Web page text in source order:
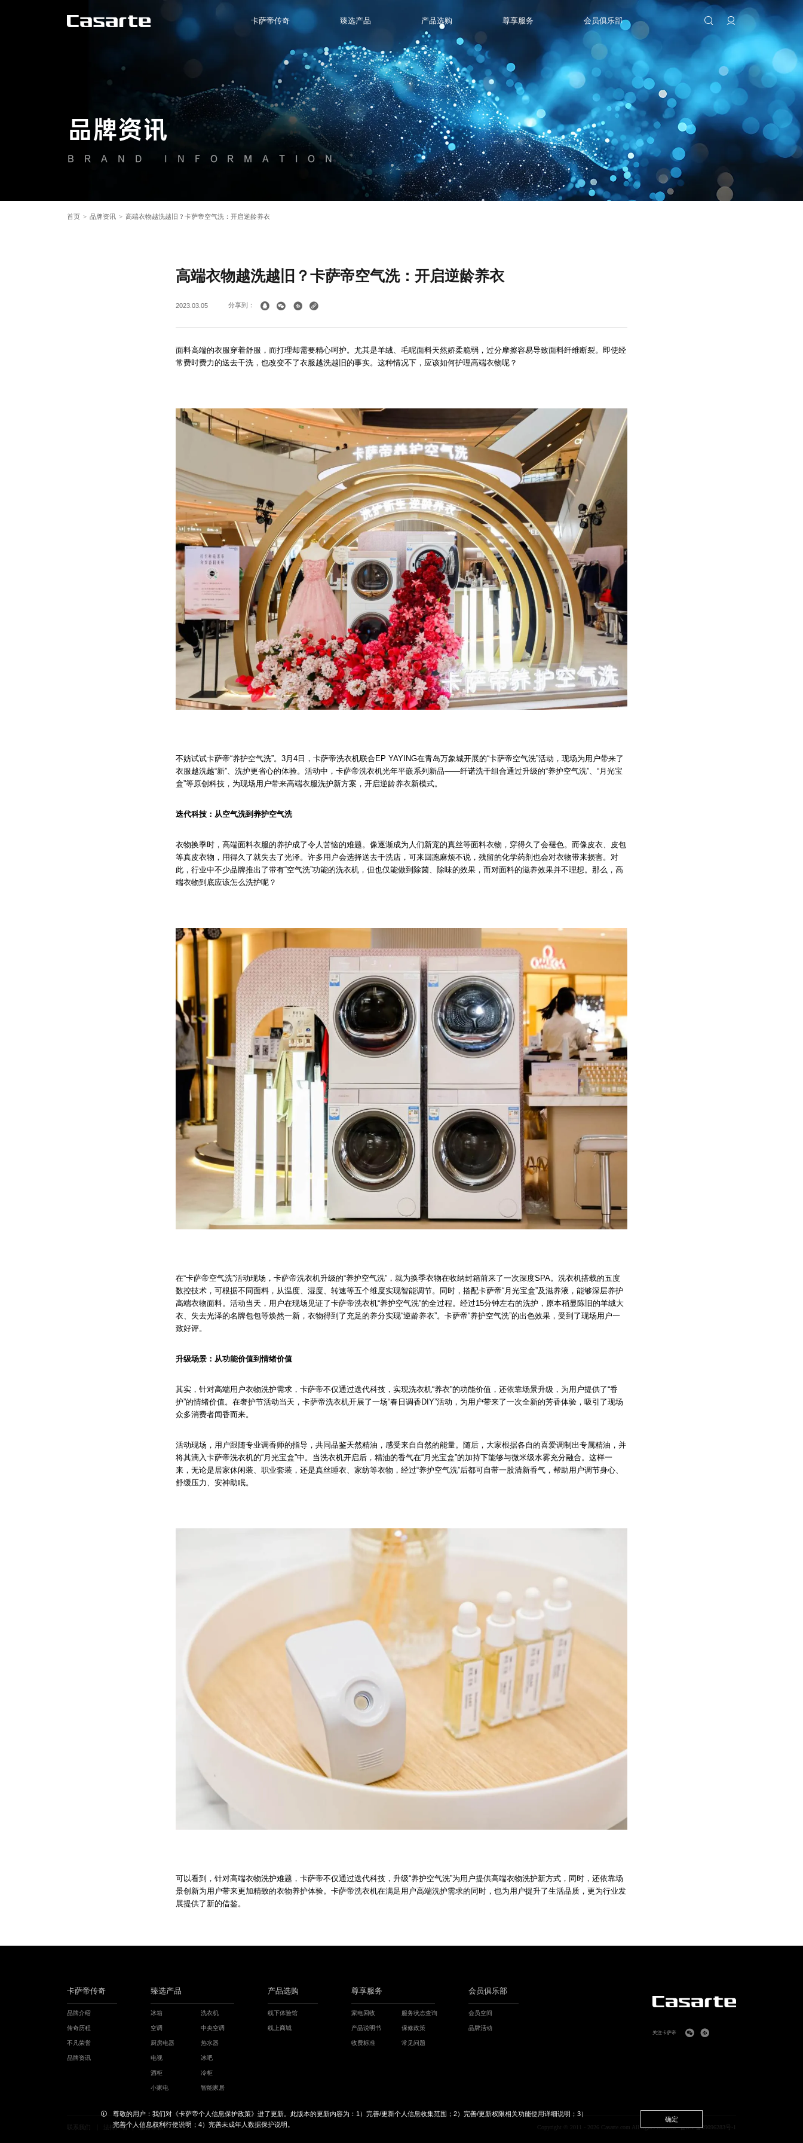
卡萨帝传奇 臻选产品 产品选购 尊享服务 会员俱乐部
品牌资讯
BRAND INFORMATION
首页 > 品牌资讯 > 高端衣物越洗越旧？卡萨帝空气洗：开启逆龄养衣
高端衣物越洗越旧？卡萨帝空气洗：开启逆龄养衣
2023.03.05 分享到：
面料高端的衣服穿着舒服，而打理却需要精心呵护。尤其是羊绒、毛呢面料天然娇柔脆弱，过分摩擦容易导致面料纤维断裂。即使经
常费时费力的送去干洗，也改变不了衣服越洗越旧的事实。这种情况下，应该如何护理高端衣物呢？
不妨试试卡萨帝“养护空气洗”。3月4日，卡萨帝洗衣机联合EP YAYING在青岛万象城开展的“卡萨帝空气洗”活动，现场为用户带来了
衣服越洗越“新”、洗护更省心的体验。活动中，卡萨帝洗衣机光年平嵌系列新品——纤诺洗干组合通过升级的“养护空气洗”、“月光宝
盒”等原创科技，为现场用户带来高端衣服洗护新方案，开启逆龄养衣新模式。
迭代科技：从空气洗到养护空气洗
衣物换季时，高端面料衣服的养护成了令人苦恼的难题。像逐渐成为人们新宠的真丝等面料衣物，穿得久了会褪色。而像皮衣、皮包
等真皮衣物，用得久了就失去了光泽。许多用户会选择送去干洗店，可来回跑麻烦不说，残留的化学药剂也会对衣物带来损害。对
此，行业中不少品牌推出了带有“空气洗”功能的洗衣机，但也仅能做到除菌、除味的效果，而对面料的滋养效果并不理想。那么，高
端衣物到底应该怎么洗护呢？
在“卡萨帝空气洗”活动现场，卡萨帝洗衣机升级的“养护空气洗”，就为换季衣物在收纳封箱前来了一次深度SPA。洗衣机搭载的五度
数控技术，可根据不同面料，从温度、湿度、转速等五个维度实现智能调节。同时，搭配卡萨帝“月光宝盒”及滋养液，能够深层养护
高端衣物面料。活动当天，用户在现场见证了卡萨帝洗衣机“养护空气洗”的全过程。经过15分钟左右的洗护，原本稍显陈旧的羊绒大
衣、失去光泽的名牌包包等焕然一新，衣物得到了充足的养分实现“逆龄养衣”。卡萨帝“养护空气洗”的出色效果，受到了现场用户一
致好评。
升级场景：从功能价值到情绪价值
其实，针对高端用户衣物洗护需求，卡萨帝不仅通过迭代科技，实现洗衣机“养衣”的功能价值，还依靠场景升级，为用户提供了“香
护”的情绪价值。在奢护节活动当天，卡萨帝洗衣机开展了一场“春日调香DIY”活动，为用户带来了一次全新的芳香体验，吸引了现场
众多消费者闻香而来。
活动现场，用户跟随专业调香师的指导，共同品鉴天然精油，感受来自自然的能量。随后，大家根据各自的喜爱调制出专属精油，并
将其滴入卡萨帝洗衣机的“月光宝盒”中。当洗衣机开启后，精油的香气在“月光宝盒”的加持下能够与微米级水雾充分融合。这样一
来，无论是居家休闲装、职业套装，还是真丝睡衣、家纺等衣物，经过“养护空气洗”后都可自带一股清新香气，帮助用户调节身心、
舒缓压力、安神助眠。
可以看到，针对高端衣物洗护难题，卡萨帝不仅通过迭代科技，升级“养护空气洗”为用户提供高端衣物洗护新方式，同时，还依靠场
景创新为用户带来更加精致的衣物养护体验。卡萨帝洗衣机在满足用户高端洗护需求的同时，也为用户提升了生活品质，更为行业发
展提供了新的借鉴。
卡萨帝传奇
品牌介绍
传奇历程
不凡荣誉
品牌资讯
臻选产品
冰箱 洗衣机
空调 中央空调
厨房电器 热水器
电视 冰吧
酒柜 冷柜
小家电 智能家居
产品选购
线下体验馆
线上商城
尊享服务
家电回收 服务状态查询
产品说明书 保修政策
收费标准 常见问题
会员俱乐部
会员空间
品牌活动
关注卡萨帝
联系我们 法律声明 服务条款 Copyright © 2011 - 2026 Casarte.com All rights reserved 鲁ICP备09096283号-1
尊敬的用户：我们对《卡萨帝个人信息保护政策》进了更新。此版本的更新内容为：1）完善/更新个人信息收集范围；2）完善/更新权限相关功能使用详细说明；3）
完善个人信息权利行使说明；4）完善未成年人数据保护说明。
确定